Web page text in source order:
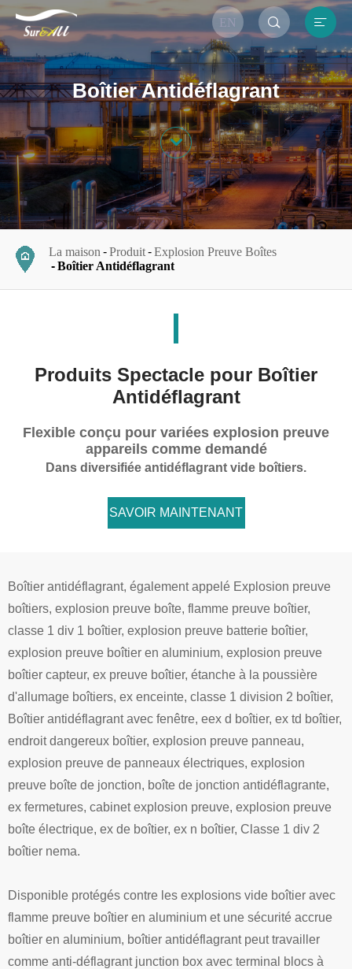
EN  
Boîtier Antidéflagrant

La maison Produit
Explosion Preuve Boîtes
Boîtier Antidéflagrant
Produits Spectacle pour Boîtier
Antidéflagrant
Flexible conçu pour variées explosion preuve
appareils comme demandé
Dans diversifiée antidéflagrant vide boîtiers.
SAVOIR MAINTENANT
Boîtier antidéflagrant, également appelé Explosion preuve
boîtiers, explosion preuve boîte, flamme preuve boîtier,
classe 1 div 1 boîtier, explosion preuve batterie boîtier,
explosion preuve boîtier en aluminium, explosion preuve
boîtier capteur, ex preuve boîtier, étanche à la poussière
d'allumage boîtiers, ex enceinte, classe 1 division 2 boîtier,
Boîtier antidéflagrant avec fenêtre, eex d boîtier, ex td boîtier,
endroit dangereux boîtier, explosion preuve panneau,
explosion preuve de panneaux électriques, explosion
preuve boîte de jonction, boîte de jonction antidéflagrante,
ex fermetures, cabinet explosion preuve, explosion preuve
boîte électrique, ex de boîtier, ex n boîtier, Classe 1 div 2
boîtier nema.
Disponible protégés contre les explosions vide boîtier avec
flamme preuve boîtier en aluminium et une sécurité accrue
boîtier en aluminium, boîtier antidéflagrant peut travailler
comme anti-déflagrant junction box avec terminal blocs à